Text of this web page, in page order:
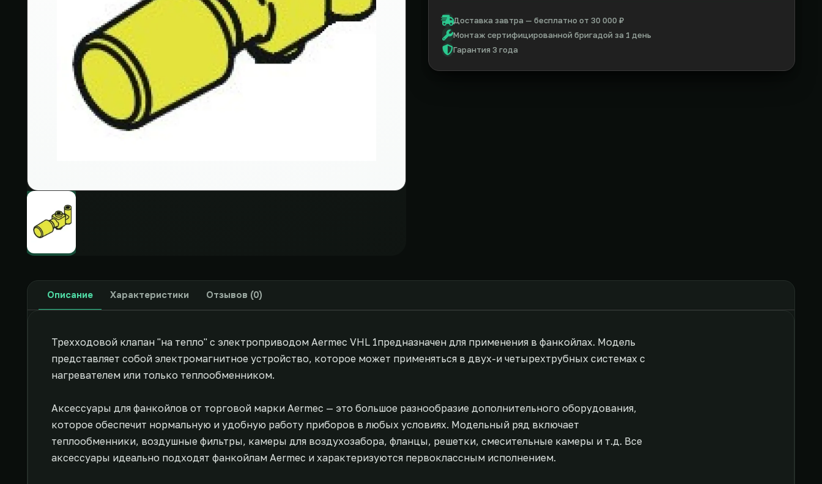
Доставка завтра — бесплатно от 30 000 ₽
Монтаж сертифицированной бригадой за 1 день
Гарантия 3 года
Описание Характеристики Отзывов (0)
Трехходовой клапан "на тепло" с электроприводом Aermec VHL 1предназначен для применения в фанкойлах. Модель
представляет собой электромагнитное устройство, которое может применяться в двух-и четырехтрубных системах с
нагревателем или только теплообменником.
Аксессуары для фанкойлов от торговой марки Aermec — это большое разнообразие дополнительного оборудования,
которое обеспечит нормальную и удобную работу приборов в любых условиях. Модельный ряд включает
теплообменники, воздушные фильтры, камеры для воздухозабора, фланцы, решетки, смесительные камеры и т.д. Все
аксессуары идеально подходят фанкойлам Aermec и характеризуются первоклассным исполнением.